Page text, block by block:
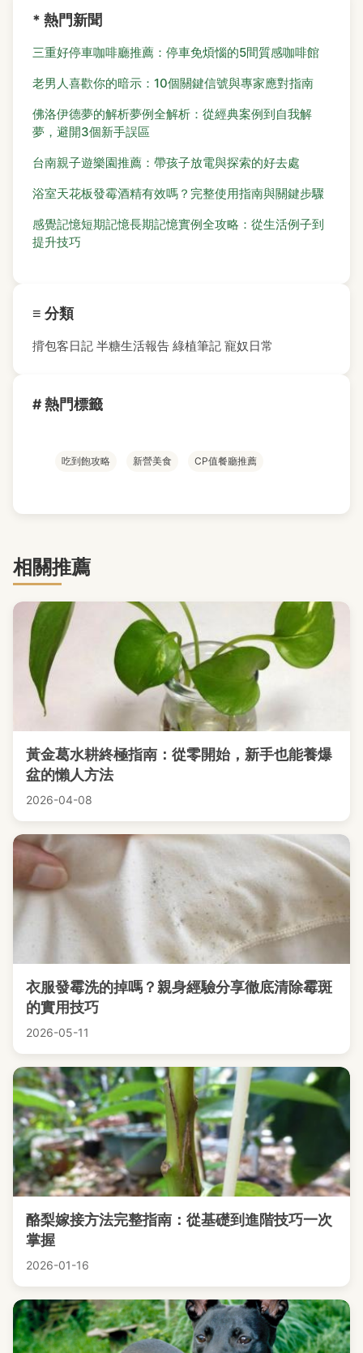
* 熱門新聞
三重好停車咖啡廳推薦：停車免煩惱的5間質感咖啡館
老男人喜歡你的暗示：10個關鍵信號與專家應對指南
佛洛伊德夢的解析夢例全解析：從經典案例到自我解
夢，避開3個新手誤區
台南親子遊樂園推薦：帶孩子放電與探索的好去處
浴室天花板發霉酒精有效嗎？完整使用指南與關鍵步驟
感覺記憶短期記憶長期記憶實例全攻略：從生活例子到
提升技巧
≡ 分類
揹包客日記 半糖生活報告 綠植筆記 寵奴日常
# 熱門標籤
吃到飽攻略 新營美食 CP值餐廳推薦
相關推薦
黃金葛水耕終極指南：從零開始，新手也能養爆
盆的懶人方法
2026-04-08
衣服發霉洗的掉嗎？親身經驗分享徹底清除霉斑
的實用技巧
2026-05-11
酪梨嫁接方法完整指南：從基礎到進階技巧一次
掌握
2026-01-16